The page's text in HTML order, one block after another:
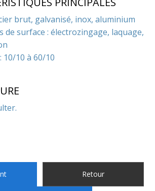
brut, galvanisé, inox, aluminium
de surface : électrozingage, laquage,
10/10 à 60/10
Précédent Retour